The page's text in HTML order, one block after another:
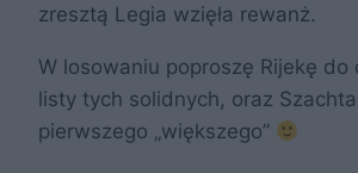
zresztą Legia wzięła rewanż.
W losowaniu poproszę Rijekę do
listy tych solidnych, oraz
pierwszego „większego”